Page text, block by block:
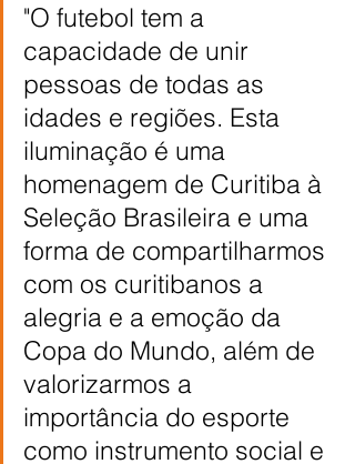
"O futebol tem a
capacidade de unir
pessoas de todas as
idades e regiões. Esta
iluminação é uma
homenagem de Curitiba à
Seleção Brasileira e uma
forma de compartilharmos
com os curitibanos a
alegria e a emoção da
Copa do Mundo, além de
valorizarmos a
importância do esporte
como instrumento social e